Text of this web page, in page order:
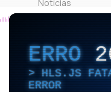
Notícias
ERRO
HLS.JS
ERROR